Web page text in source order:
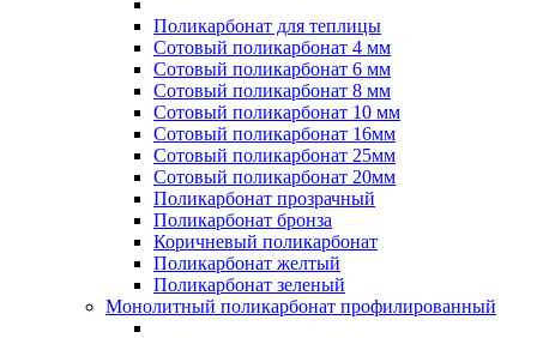
Поликарбонат для теплицы
Сотовый поликарбонат 4 мм
Сотовый поликарбонат 6 мм
Сотовый поликарбонат 8 мм
Сотовый поликарбонат 10 мм
Сотовый поликарбонат 16мм
Сотовый поликарбонат 25мм
Сотовый поликарбонат 20мм
Поликарбонат прозрачный
Поликарбонат бронза
Коричневый поликарбонат
Поликарбонат желтый
Поликарбонат зеленый
Монолитный поликарбонат профилированный